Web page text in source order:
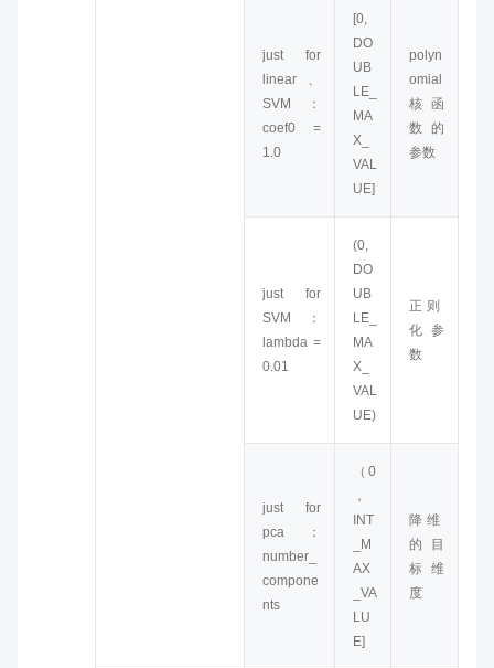
just for
linear、
SVM：
coef0 =
1.0
[0,
DO
UB
LE_
MA
X_
VAL
UE]
polyn
omial
核函
数的
参数
just for
SVM：
lambda =
0.01
(0,
DO
UB
LE_
MA
X_
VAL
UE)
正则
化参
数
just for
pca：
number_
compone
nts
（0
，
INT
_M
AX
_VA
LU
E]
降维
的目
标维
度